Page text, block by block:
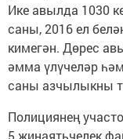
Ике авылда 1030
саны, 2016 ел
кимегән. Дөрес
әмма үлүчеләр
саны азчылыкны
Полициянең
5 җинаятьчелек